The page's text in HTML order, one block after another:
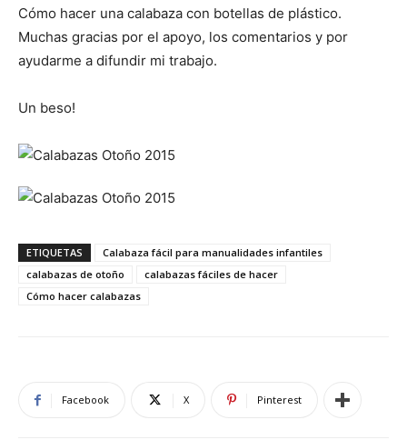
Cómo hacer una calabaza con botellas de plástico.
Muchas gracias por el apoyo, los comentarios y por
ayudarme a difundir mi trabajo.
Un beso!
ETIQUETAS
Calabaza fácil para manualidades infantiles
calabazas de otoño
calabazas fáciles de hacer
Cómo hacer calabazas
Facebook X Pinterest